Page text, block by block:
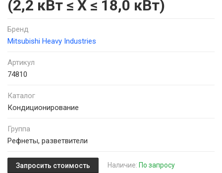
(2,2 кВт ≤ Х ≤ 18,0 кВт)
Бренд
Mitsubishi Heavy Industries
Артикул
74810
Каталог
Кондиционирование
Группа
Рефнеты, разветвители
Запросить стоимость Наличие: По запросу